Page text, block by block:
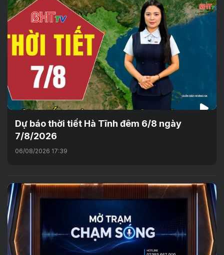
Dự báo thời tiết Hà Tĩnh đêm 6/8 ngày
7/8/2026
06/08/2026 17:39